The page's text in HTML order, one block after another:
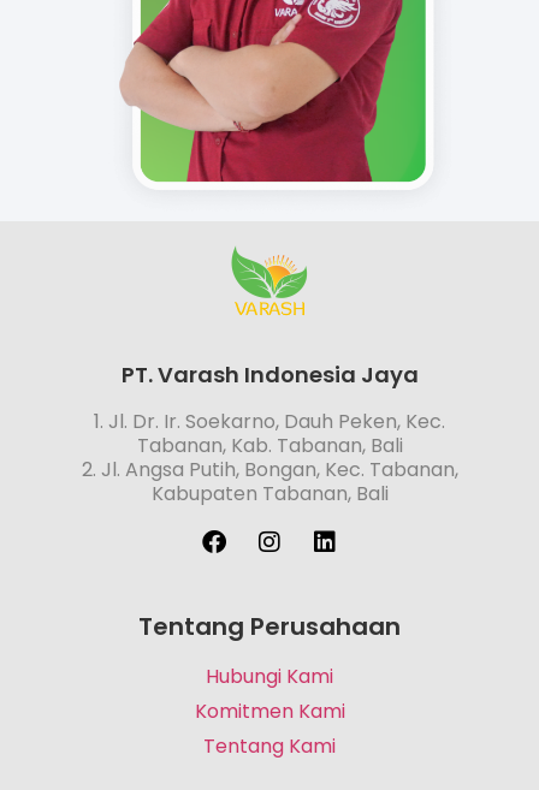
PT. Varash Indonesia Jaya
1. Jl. Dr. Ir. Soekarno, Dauh Peken, Kec.
Tabanan, Kab. Tabanan, Bali
2. Jl. Angsa Putih, Bongan, Kec. Tabanan,
Kabupaten Tabanan, Bali
Tentang Perusahaan
Hubungi Kami
Komitmen Kami
Tentang Kami